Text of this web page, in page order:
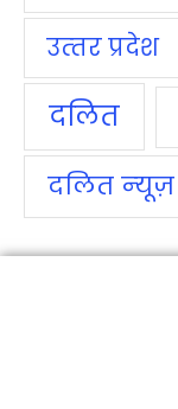
उत्‍तर प्रदेश
दलित
दलित न्‍यूज़